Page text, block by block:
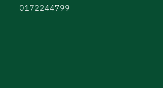
0172244799